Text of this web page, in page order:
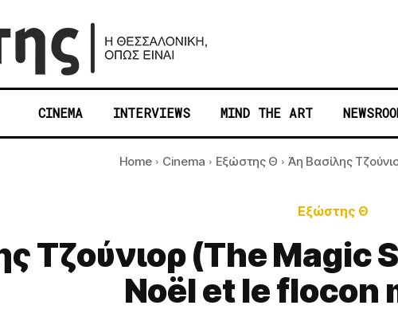
CINEMA INTERVIEWS MIND THE ART
Home Cinema Εξώστης Θ Άη Βασίλης
Εξώστης Θ
Τζούνιορ (The Magic
Noël et le flocon